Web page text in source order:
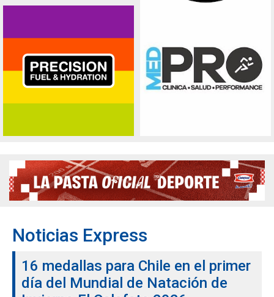
Noticias Express
16 medallas para Chile en el primer
día del Mundial de Natación de